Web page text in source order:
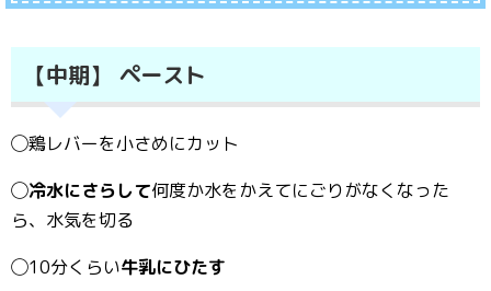
【中期】 ペースト
◯鶏レバーを小さめにカット
◯冷水にさらして何度か水をかえてにごりがなくなった
ら、水気を切る
◯10分くらい牛乳にひたす